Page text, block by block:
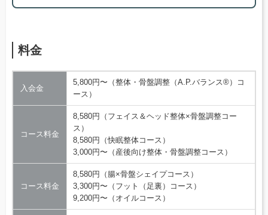
料金
入会金
5,800円〜（整体・骨盤調整（A.P.バランス®）コ
ース）
コース料金
8,580円（フェイス＆ヘッド整体×骨盤調整コー
ス）
8,580円（快眠整体コース）
3,000円〜（産後向け整体・骨盤調整コース）
コース料金
8,580円（腸×骨盤シェイプコース）
3,300円〜（フット（足裏）コース）
9,200円〜（オイルコース）